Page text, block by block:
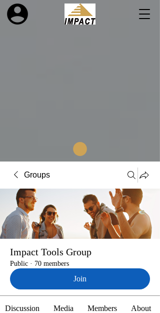
Groups
Impact Tools Group
Public · 70 members
Join
Discussion Media Members About